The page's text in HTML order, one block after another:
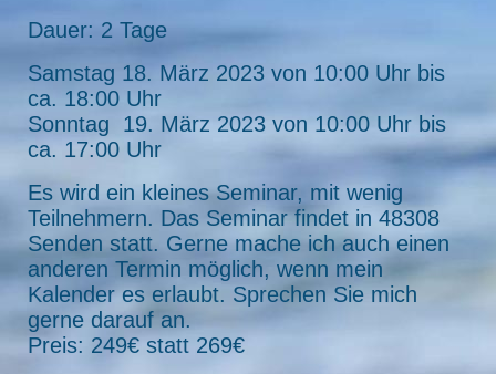
Dauer: 2 Tage
Samstag 18. März 2023 von 10:00 Uhr bis
ca. 18:00 Uhr
Sonntag 19. März 2023 von 10:00 Uhr bis
ca. 17:00 Uhr
Es wird ein kleines Seminar, mit wenig
Teilnehmern. Das Seminar findet in 48308
Senden statt. Gerne mache ich auch einen
anderen Termin möglich, wenn mein
Kalender es erlaubt. Sprechen Sie mich
gerne darauf an.
Preis: 249€ statt 269€